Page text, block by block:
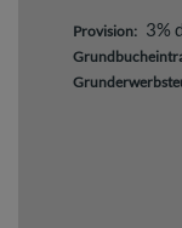
Provision: 3%